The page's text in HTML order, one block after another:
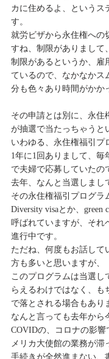
カに住めるよ、というス
す。
就労ビザから永住権への
すね、制限がありまして、
制限があるというか、雇
ているので、なかなかス
分も色々あり時間がかか
その申請とは別に、永住
が抽選で当たっちゃうと
いわゆる、永住権福引プ
1年に1回ありまして、毎
で夫婦で応募していたの
去年、なんと当選しまし
その永住権福引プログラ
Diversity visaとか、green
呼ばれていますが、それ
進行中です。
ただね、何度もお話して
方も多いと思いますが、
このプログラムは当選し
らえるわけではなく、も
で落とされる場合もあり
なんと言っても去年から
COVIDの、コロナの影響
メリカ大使館の業務が滞
手続きが全然進まない、